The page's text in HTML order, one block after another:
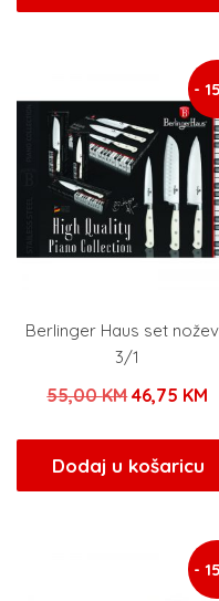
je:
-
Berlinger Haus set
3/1
55,00KMIzvorna
bila
je:
46,75 KM
Dodaj u košaricu
-